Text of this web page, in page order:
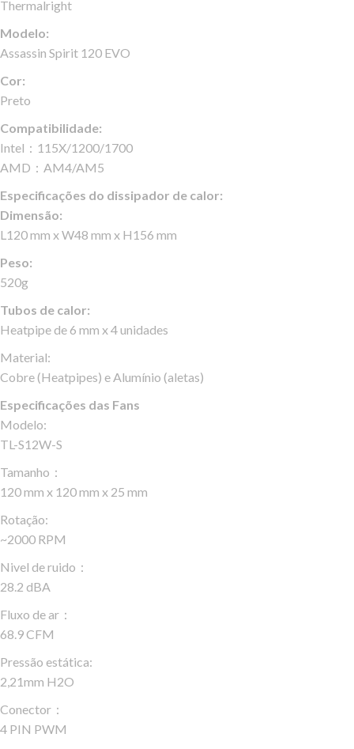
Thermalright
Modelo:
Assassin Spirit 120 EVO
Cor:
Preto
Compatibilidade:
Intel：115X/1200/1700
AMD：AM4/AM5
Especificações do dissipador de calor:
Dimensão:
L120 mm x W48 mm x H156 mm
Peso:
520g
Tubos de calor:
Heatpipe de 6 mm x 4 unidades
Material:
Cobre (Heatpipes) e Alumínio (aletas)
Especificações das Fans
Modelo:
TL-S12W-S
Tamanho：
120 mm x 120 mm x 25 mm
Rotação:
~2000 RPM
Nivel de ruido：
28.2 dBA
Fluxo de ar：
68.9 CFM
Pressão estática:
2,21mm H2O
Conector：
4 PIN PWM